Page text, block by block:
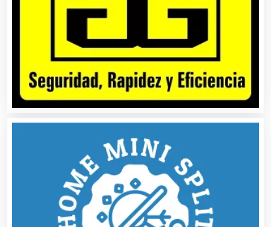
Automóviles Nuevos y Usados
Autopartes Eléctricas
Balnearios
Bancos